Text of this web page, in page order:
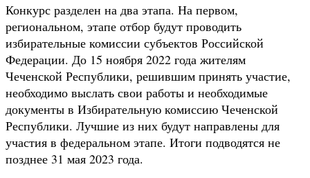
Конкурс разделен на два этапа. На первом,
региональном, этапе отбор будут проводить
избирательные комиссии субъектов Российской
Федерации. До 15 ноября 2022 года жителям
Чеченской Республики, решившим принять участие,
необходимо выслать свои работы и необходимые
документы в Избирательную комиссию Чеченской
Республики. Лучшие из них будут направлены для
участия в федеральном этапе. Итоги подводятся не
позднее 31 мая 2023 года.